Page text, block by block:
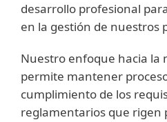
desarrollo profesional
en la gestión de nuestros
Nuestro enfoque hacia la
permite mantener
cumplimiento de los
reglamentarios que rigen